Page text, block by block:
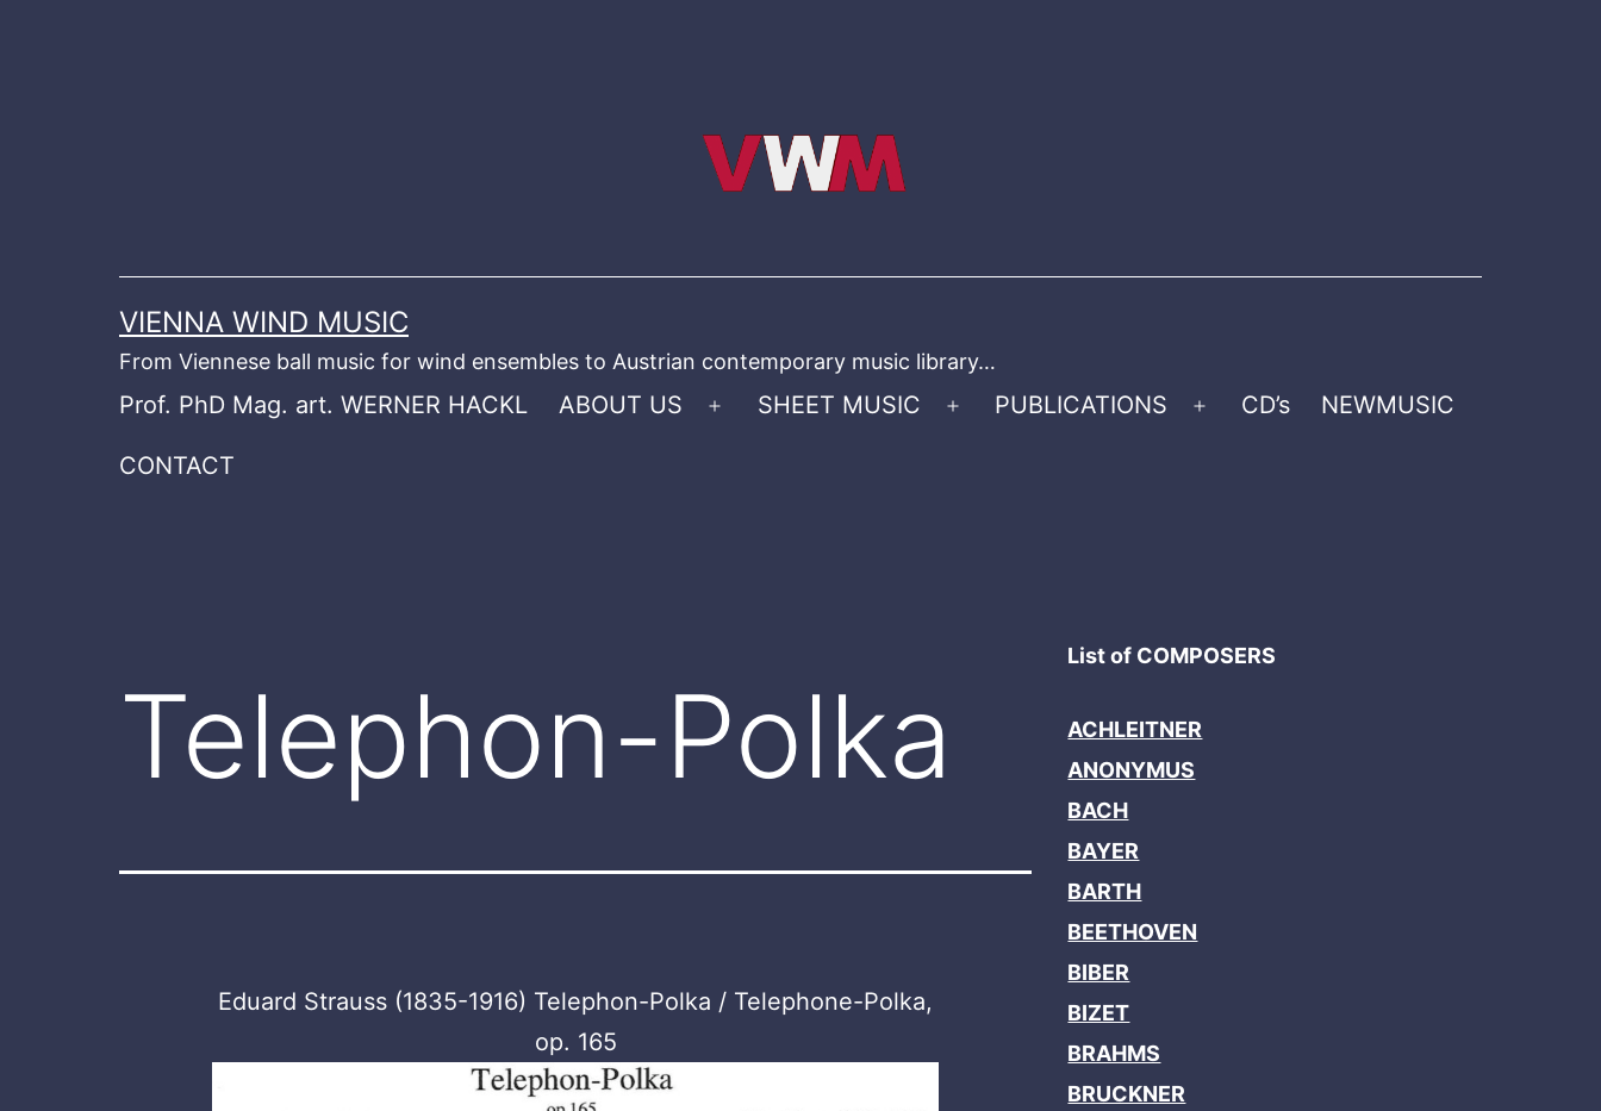
VIENNA WIND MUSIC
From Viennese ball music for wind ensembles to Austrian contemporary music library…
Prof. PhD Mag. art. WERNER HACKL ABOUT US
Open
SHEET MUSIC
Open
PUBLICATIONS
Open
CD’s NEWMUSIC
CONTACT
Telephon-Polka
Eduard Strauss (1835-1916) Telephon-Polka / Telephone-Polka,
op. 165
List of COMPOSERS
ACHLEITNER
ANONYMUS
BACH
BAYER
BARTH
BEETHOVEN
BIBER
BIZET
BRAHMS
BRUCKNER